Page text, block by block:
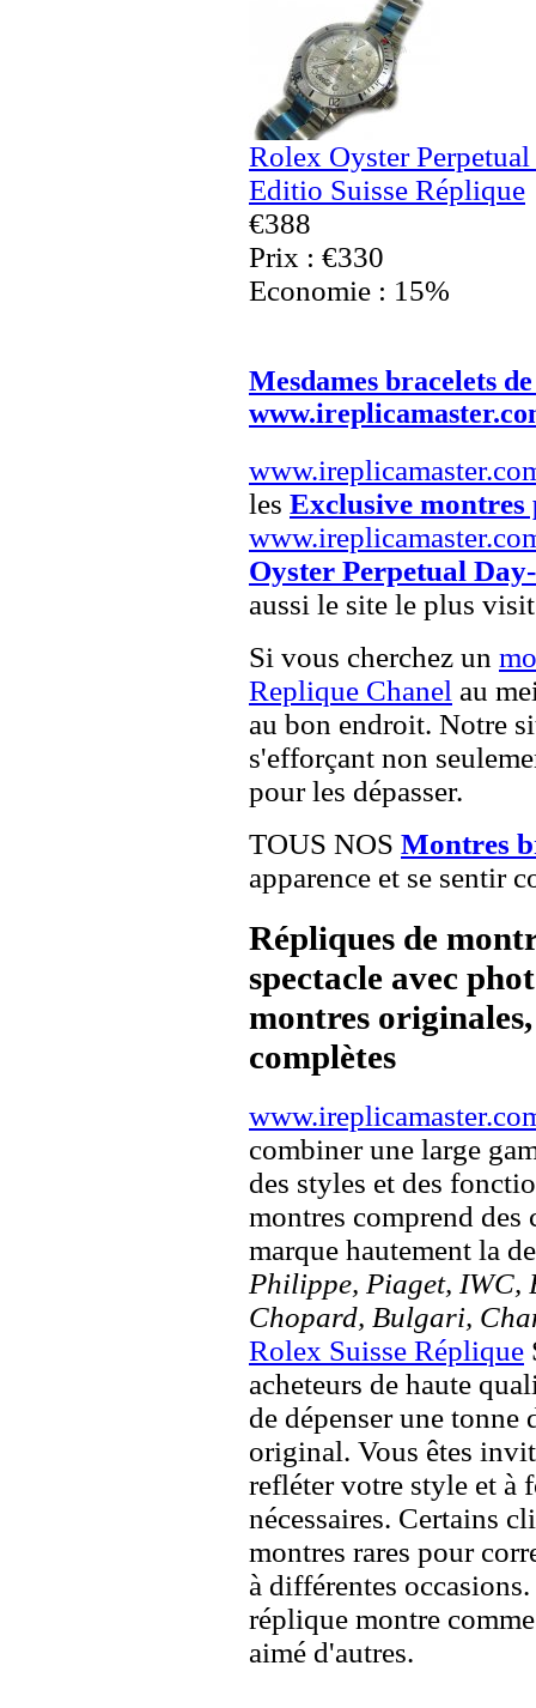
Rolex Oyster
Editio Suisse Réplique
€388
Prix : €330
Economie : 15%
Mesdames bracelets
les Exclusive montres
Oyster Perpetual
aussi le site le plus
Si vous cherchez un
Replique Chanel au
au bon endroit. Notre
s'efforçant non
pour les dépasser.
TOUS NOS Montres
apparence et se sentir
Répliques de
spectacle avec
montres
complètes
combiner une large
des styles et des
montres comprend des
marque hautement la
Philippe, Piaget, IWC,
Chopard, Bulgari,
Rolex Suisse Réplique
acheteurs de haute
de dépenser une
original. Vous êtes
refléter votre style et à
nécessaires. Certains
montres rares pour
à différentes
réplique montre
aimé d'autres.